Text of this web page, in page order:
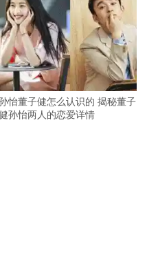
怡董子健怎么认识的 揭秘董子
孙怡两人的恋爱详情